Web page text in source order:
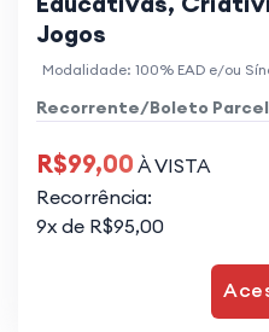
Jogos
Modalidade: 100% EAD e/ou
Recorrente/Boleto
R$99,00 À VISTA
Recorrência:
9x de R$95,00